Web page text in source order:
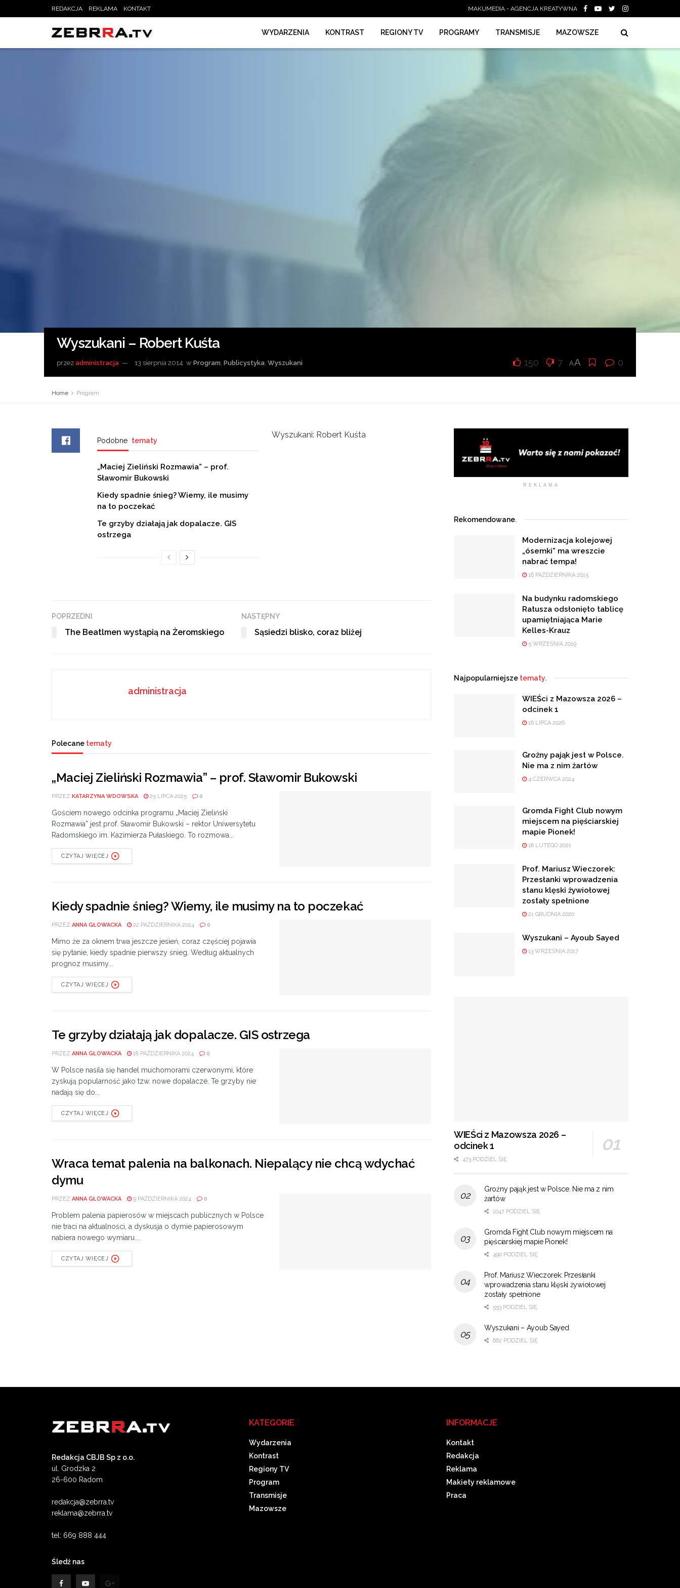
REDAKCJA REKLAMA KONTAKT MAKUMEDIA - AGENCJA KREATYWNA
WYDARZENIA KONTRAST REGIONY TV PROGRAMY TRANSMISJE MAZOWSZE
Wyszukani – Robert Kuśta
przez administracja 13 sierpnia 2014 w Program, Publicystyka, Wyszukani 150 7 AA 0
Home Program
Podobne tematy
„Maciej Zieliński Rozmawia” – prof.
Sławomir Bukowski
Kiedy spadnie śnieg? Wiemy, ile musimy
na to poczekać
Te grzyby działają jak dopalacze. GIS
ostrzega
Wyszukani: Robert Kuśta
POPRZEDNI
The Beatlmen wystąpią na Żeromskiego
NASTĘPNY
Sąsiedzi blisko, coraz bliżej
administracja
Polecane tematy
„Maciej Zieliński Rozmawia” – prof. Sławomir Bukowski
PRZEZ KATARZYNA WDOWSKA 25 LIPCA 2025 0
Gościem nowego odcinka programu „Maciej Zieliński
Rozmawia” jest prof. Sławomir Bukowski – rektor Uniwersytetu
Radomskiego im. Kazimierza Pułaskiego. To rozmowa...
CZYTAJ WIĘCEJ
Kiedy spadnie śnieg? Wiemy, ile musimy na to poczekać
PRZEZ ANNA GŁOWACKA 22 PAŹDZIERNIKA 2024 0
Mimo że za oknem trwa jeszcze jesień, coraz częściej pojawia
się pytanie, kiedy spadnie pierwszy śnieg. Według aktualnych
prognoz musimy...
CZYTAJ WIĘCEJ
Te grzyby działają jak dopalacze. GIS ostrzega
PRZEZ ANNA GŁOWACKA 18 PAŹDZIERNIKA 2024 0
W Polsce nasila się handel muchomorami czerwonymi, które
zyskują popularność jako tzw. nowe dopalacze. Te grzyby nie
nadają się do...
CZYTAJ WIĘCEJ
Wraca temat palenia na balkonach. Niepalący nie chcą wdychać
dymu
PRZEZ ANNA GŁOWACKA 9 PAŹDZIERNIKA 2024 0
Problem palenia papierosów w miejscach publicznych w Polsce
nie traci na aktualności, a dyskusja o dymie papierosowym
nabiera nowego wymiaru....
CZYTAJ WIĘCEJ
REKLAMA
Rekomendowane.
Modernizacja kolejowej
„ósemki” ma wreszcie
nabrać tempa!
16 PAŹDZIERNIKA 2015
Na budynku radomskiego
Ratusza odsłonięto tablicę
upamiętniająca Marie
Kelles-Krauz
5 WRZEŚNIA 2019
Najpopularniejsze tematy.
WIEŚci z Mazowsza 2026 –
odcinek 1
16 LIPCA 2026
Groźny pająk jest w Polsce.
Nie ma z nim żartów
4 CZERWCA 2024
Gromda Fight Club nowym
miejscem na pięściarskiej
mapie Pionek!
18 LUTEGO 2021
Prof. Mariusz Wieczorek:
Przesłanki wprowadzenia
stanu klęski żywiołowej
zostały spełnione
21 GRUDNIA 2020
Wyszukani – Ayoub Sayed
13 WRZEŚNIA 2017
WIEŚci z Mazowsza 2026 –
odcinek 1
473 PODZIEL SIĘ
Groźny pająk jest w Polsce. Nie ma z nim
żartów
1047 PODZIEL SIĘ
Gromda Fight Club nowym miejscem na
pięściarskiej mapie Pionek!
490 PODZIEL SIĘ
Prof. Mariusz Wieczorek: Przesłanki
wprowadzenia stanu klęski żywiołowej
zostały spełnione
553 PODZIEL SIĘ
Wyszukani – Ayoub Sayed
662 PODZIEL SIĘ
Redakcja CBJB Sp z o.o.
ul. Grodzka 2
26-600 Radom
redakcja@zebrra.tv
reklama@zebrra.tv
tel: 669 888 444
Śledź nas
KATEGORIE
Wydarzenia
Kontrast
Regiony TV
Program
Transmisje
Mazowsze
INFORMACJE
Kontakt
Redakcja
Reklama
Makiety reklamowe
Praca